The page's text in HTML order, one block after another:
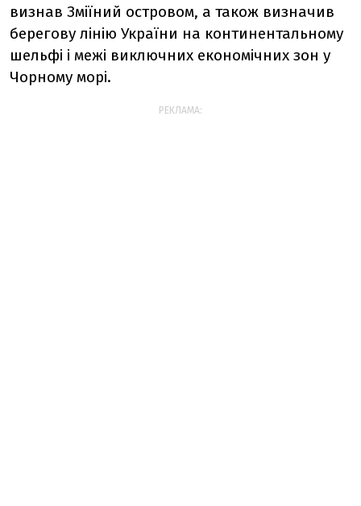
визнав Зміїний островом, а також визначив
берегову лінію України на континентальному
шельфі і межі виключних економічних зон у
Чорному морі.
РЕКЛАМА: